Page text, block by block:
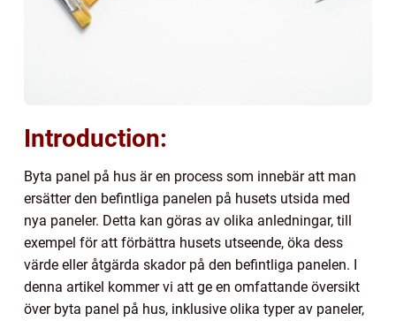
Introduction:
Byta panel på hus är en process som innebär att man
ersätter den befintliga panelen på husets utsida med
nya paneler. Detta kan göras av olika anledningar, till
exempel för att förbättra husets utseende, öka dess
värde eller åtgärda skador på den befintliga panelen. I
denna artikel kommer vi att ge en omfattande översikt
över byta panel på hus, inklusive olika typer av paneler,